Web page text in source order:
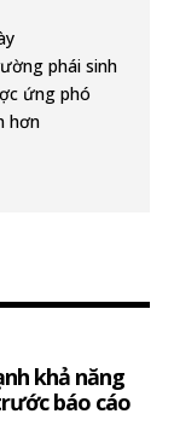
phái sinh
ứng phó
hơn
khả năng
báo cáo